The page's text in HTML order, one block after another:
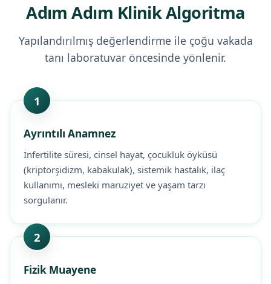
Adım Adım Klinik Algoritma
Yapılandırılmış değerlendirme ile çoğu vakada
tanı laboratuvar öncesinde yönlenir.
1
Ayrıntılı Anamnez
İnfertilite süresi, cinsel hayat, çocukluk öyküsü
(kriptorşidizm, kabakulak), sistemik hastalık, ilaç
kullanımı, mesleki maruziyet ve yaşam tarzı
sorgulanır.
2
Fizik Muayene